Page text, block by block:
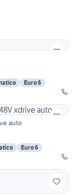
Euro 6
auto
Euro 6